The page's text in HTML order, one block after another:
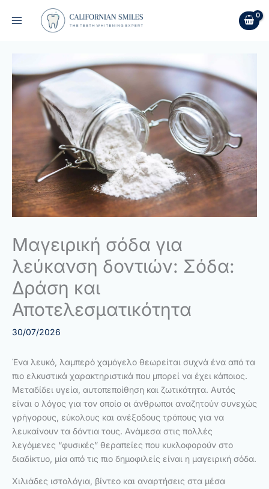
Μαγειρική σόδα για
λεύκανση δοντιών: Σόδα:
Δράση και
Αποτελεσματικότητα
30/07/2026
Ένα λευκό, λαμπερό χαμόγελο θεωρείται συχνά ένα από τα
πιο ελκυστικά χαρακτηριστικά που μπορεί να έχει κάποιος.
Μεταδίδει υγεία, αυτοπεποίθηση και ζωτικότητα. Αυτός
είναι ο λόγος για τον οποίο οι άνθρωποι αναζητούν συνεχώς
γρήγορους, εύκολους και ανέξοδους τρόπους για να
λευκαίνουν τα δόντια τους. Ανάμεσα στις πολλές
λεγόμενες “φυσικές” θεραπείες που κυκλοφορούν στο
διαδίκτυο, μία από τις πιο δημοφιλείς είναι η μαγειρική σόδα.
Χιλιάδες ιστολόγια, βίντεο και αναρτήσεις στα μέσα